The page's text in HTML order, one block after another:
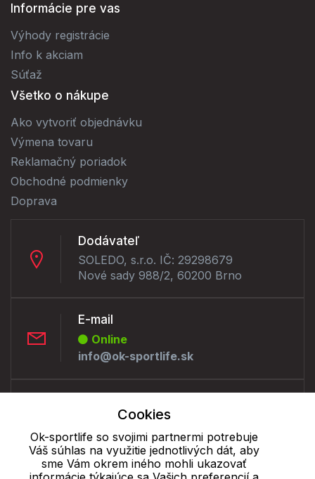
Informácie pre vas
Výhody registrácie
Info k akciam
Súťaž
Všetko o nákupe
Ako vytvoriť objednávku
Výmena tovaru
Reklamačný poriadok
Obchodné podmienky
Doprava
Dodávateľ
SOLEDO, s.r.o. IČ: 29298679
Nové sady 988/2, 60200 Brno
E-mail
Online
info@ok-sportlife.sk
Offline
+421 277 270 090
Cookies
Ok-sportlife so svojimi partnermi potrebuje
Váš súhlas na využitie jednotlivých dát, aby
sme Vám okrem iného mohli ukazovať